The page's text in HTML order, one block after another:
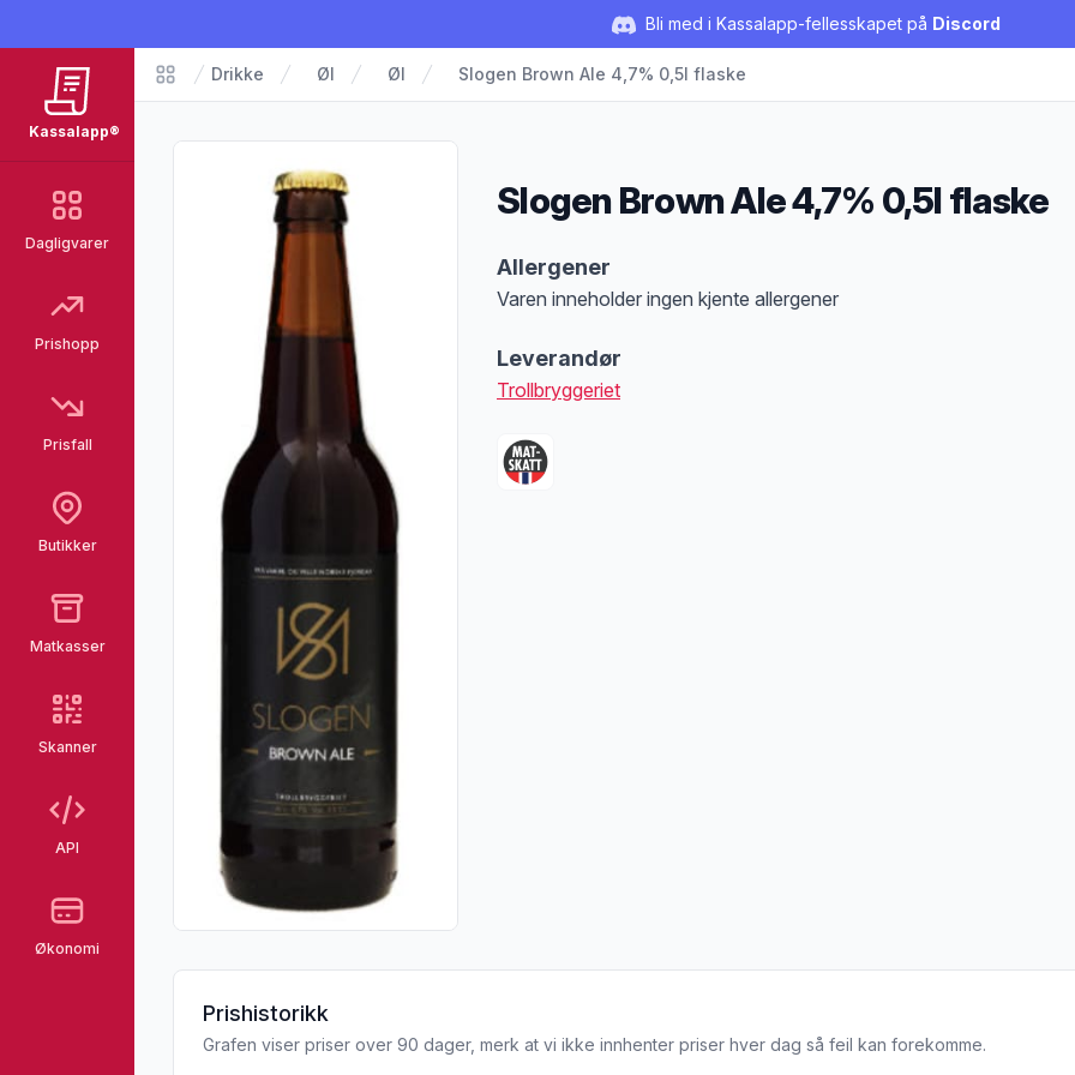
Bli med i Kassalapp-fellesskapet på Discord
Kassalapp®
Dagligvarer
Prishopp
Prisfall
Butikker
Matkasser
Skanner
API
Økonomi
Matvarer
Drikke Øl Øl Slogen Brown Ale 4,7% 0,5l flaske
Slogen Brown Ale 4,7% 0,5l flaske
Allergener
Varen inneholder ingen kjente allergener
Leverandør
Trollbryggeriet
Prishistorikk
Grafen viser priser over 90 dager, merk at vi ikke innhenter priser hver dag så feil kan forekomme.